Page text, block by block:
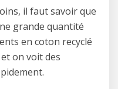
il faut savoir que
grande quantité
en coton recyclé
on voit des